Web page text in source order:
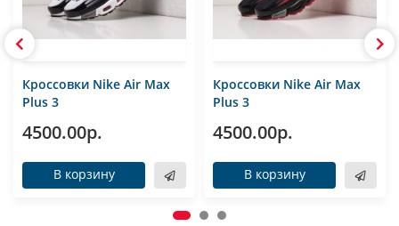
Кроссовки Nike Air Max
Plus 3
4500.00р.
В корзину
Кроссовки Nike Air Max
Plus 3
4500.00р.
В корзину